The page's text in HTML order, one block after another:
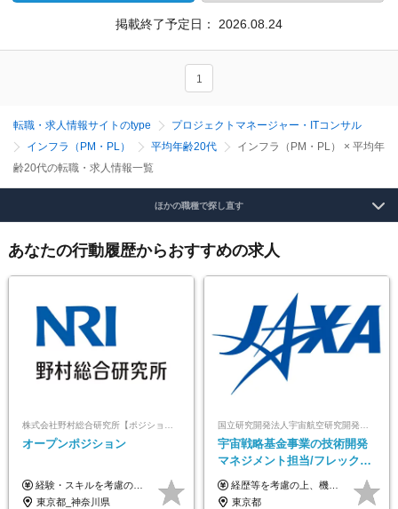
掲載終了予定日： 2026.08.24
1
転職・求人情報サイトのtype
プロジェクトマネージャー・ITコンサル
インフラ（PM・PL）
平均年齢20代
インフラ（PM・PL） × 平均年
齢20代の転職・求人情報一覧
ほかの職種で探し直す
あなたの行動履歴からおすすめの求人
株式会社野村総合研究所【ポジションマッチ登録】
オープンポジション
経験・スキルを考慮の上、決定します。
東京都_神奈川県
国立研究開発法人宇宙航空研究開発機構【JAXA】
宇宙戦略基金事業の技術開発
マネジメント担当/フレックス
制/リモート活用/異業種出身者
歓迎/国家プロジェクト
経歴等を考慮の上、機構の規定により決定します。 ＜大学卒業後、正規社員として民間企業に3年勤務した場合＞ ・月給30万円以上 ・年収470万円以上 年収概算を試算する場合は以下をご確認ください。 https://www.jaxa.jp/about/employ/trial_j.html ■昇給年1回、賞与年2回 ■諸手当（住居手当、通勤手当他） ■退職金制度あり ※年収470万円～ ※超過勤務分は別途支給します。 ※6ヶ月の試用期間あり。その間の待遇・給与に差異はありません。
東京都